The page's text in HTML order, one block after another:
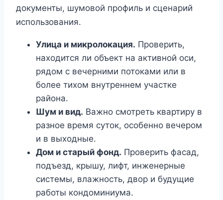
документы, шумовой профиль и сценарий
использования.
Улица и микролокация. Проверить,
находится ли объект на активной оси,
рядом с вечерними потоками или в
более тихом внутреннем участке
района.
Шум и вид. Важно смотреть квартиру в
разное время суток, особенно вечером
и в выходные.
Дом и старый фонд. Проверить фасад,
подъезд, крышу, лифт, инженерные
системы, влажность, двор и будущие
работы кондоминиума.